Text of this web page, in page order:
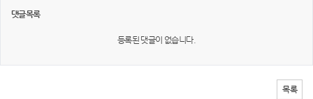
댓글목록
등록된 댓글이 없습니다.
목록